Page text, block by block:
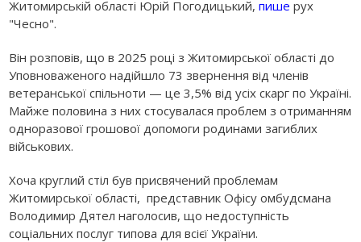
Житомирській області Юрій Погодицький,пишерух
"Чесно".
Він розповів, що в 2025 році з Житомирської області до
Уповноваженого надійшло 73 звернення від членів
ветеранської спільноти — це 3,5% від усіх скарг по Україні.
Майже половина з них стосувалася проблем з отриманням
одноразової грошової допомоги родинами загиблих
військових.
Хоча круглий стіл був присвячений проблемам
Житомирської області, представник Офісу омбудсмана
Володимир Дятел наголосив, що недоступність
соціальних послуг типова для всієї України.